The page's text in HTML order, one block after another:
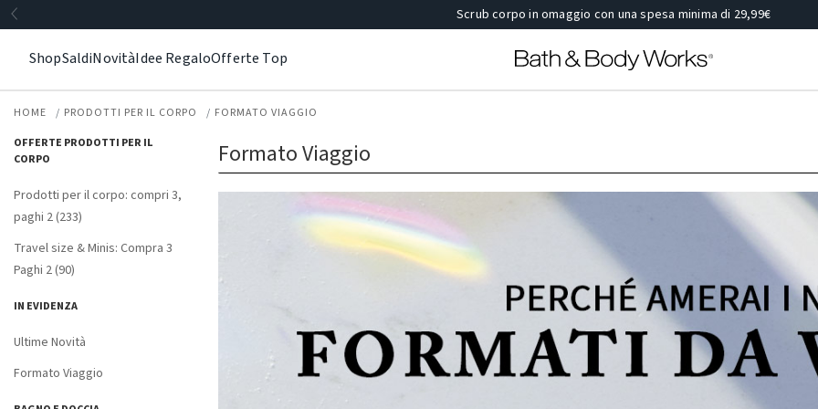
Scrub corpo in omaggio con una spesa minima di 29,99€
ShopSaldiNovitàIdee RegaloOfferte Top
HOME PRODOTTI PER IL CORPO
FORMATO VIAGGIO
OFFERTE PRODOTTI PER IL
CORPO
Prodotti per il corpo: compri 3,
paghi 2 (233)
Travel size & Minis: Compra 3
Paghi 2 (90)
IN EVIDENZA
Ultime Novità
Formato Viaggio
Formato Viaggio